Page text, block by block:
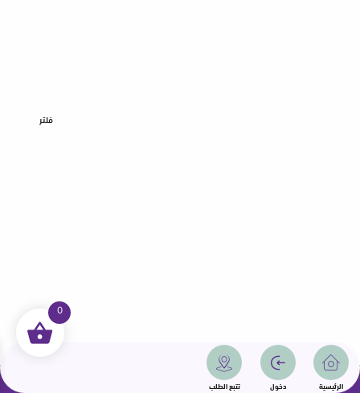
الرئيسية دخول تتبع الطلب
فلتر
جميع الحقوق محفوظة | سمامة 2025 | دولة قطر
0